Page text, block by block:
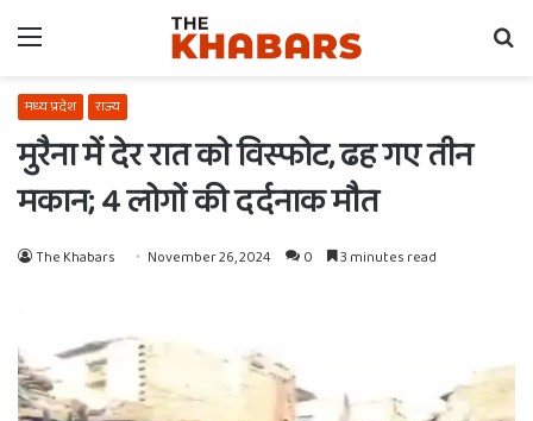
Menu
मध्य प्रदेश राज्य
मुरैना में देर रात को विस्फोट, ढह गए तीन
मकान; 4 लोगों की दर्दनाक मौत
The Khabars November 26, 2024 0 3 minutes read